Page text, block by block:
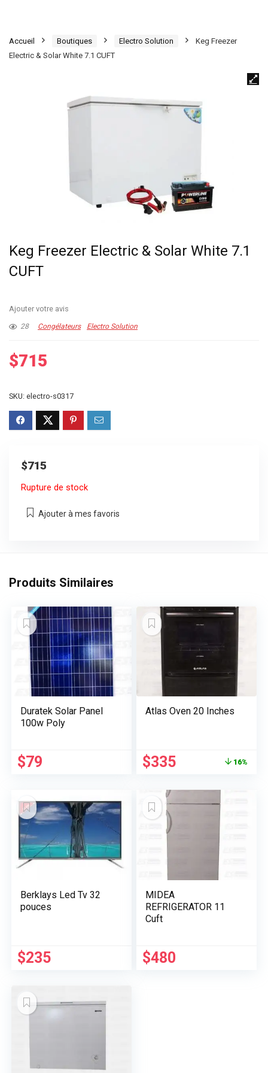
Accueil Boutiques Electro Solution
Keg Freezer
Electric & Solar White 7.1 CUFT
Keg Freezer Electric & Solar White 7.1
CUFT
Ajouter votre avis
28 Congélateurs Electro Solution
$715
SKU: electro-s0317
$715
Rupture de stock
Ajouter à mes favoris
Produits Similaires
Duratek Solar Panel
100w Poly
$79
Atlas Oven 20 Inches
Le
prix
initial
était :
$400.
$335Le
actuel
$335.
16%
Berklays Led Tv 32
pouces
$235
MIDEA
REFRIGERATOR 11
Cuft
$480